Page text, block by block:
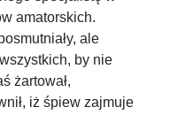
amatorskich.
ale
by nie
żartował,
iż śpiew zajmuje